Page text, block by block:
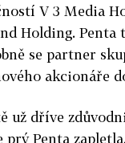
V 3 Media
Holding. Penta
se partner
akcionáře
už dříve
Penta